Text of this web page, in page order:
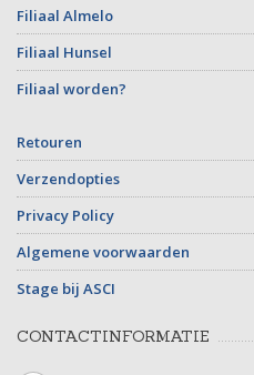
Filiaal Almelo
Filiaal Hunsel
Filiaal worden?
Retouren
Verzendopties
Privacy Policy
Algemene voorwaarden
Stage bij ASCI
CONTACTINFORMATIE